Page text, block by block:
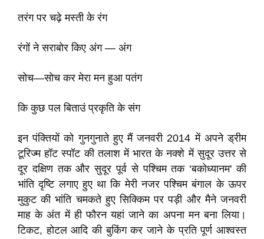
तरंग पर चढ़े मस्ती के रंग
रंगों ने सराबोर किए अंग — अंग
सोच—सोच कर मेरा मन हुआ पतंग
कि कुछ पल बिताउं प्रकृति के संग
इन पंक्तियों को गुनगुनाते हुए मैं जनवरी 2014 में अपने ड्रीम
टूरिज्म हॉट स्पॉट की तलाश में भारत के नक्शे में सुदूर उत्तर से
दूर दक्षिण तक और सुदूर पूर्व से पश्चिम तक ‘बकोध्यानम' की
भांति दृष्टि लगाए हुए था कि मेरी नजर पश्चिम बंगाल के ऊपर
मुकुट की भांति चमकते हुए सिक्किम पर पड़ी और मैने जनवरी
माह के अंत में ही फौरन यहां जाने का अपना मन बना लिया।
टिकट, होटल आदि की बुकिंग कर जाने के प्रति पूर्ण आश्वस्त